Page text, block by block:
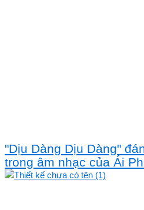
"Dịu Dàng Dịu Dàng"
trong âm nhạc của Ái